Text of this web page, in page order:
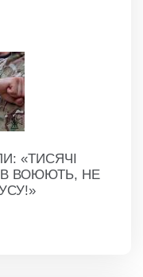
«ТИСЯЧІ
ВОЮЮТЬ, НЕ